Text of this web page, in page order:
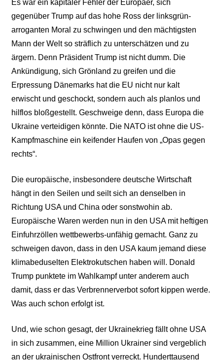
Es war ein kapitaler Fehler der Europäer, sich
gegenüber Trump auf das hohe Ross der linksgrün-
arroganten Moral zu schwingen und den mächtigsten
Mann der Welt so sträflich zu unterschätzen und zu
ärgern. Denn Präsident Trump ist nicht dumm. Die
Ankündigung, sich Grönland zu greifen und die
Erpressung Dänemarks hat die EU nicht nur kalt
erwischt und geschockt, sondern auch als planlos und
hilflos bloßgestellt. Geschweige denn, dass Europa die
Ukraine verteidigen könnte. Die NATO ist ohne die US-
Kampfmaschine ein keifender Haufen von „Opas gegen
rechts“.
Die europäische, insbesondere deutsche Wirtschaft
hängt in den Seilen und seilt sich an denselben in
Richtung USA und China oder sonstwohin ab.
Europäische Waren werden nun in den USA mit heftigen
Einfuhrzöllen wettbewerbs-unfähig gemacht. Ganz zu
schweigen davon, dass in den USA kaum jemand diese
klimabeduselten Elektrokutschen haben will. Donald
Trump punktete im Wahlkampf unter anderem auch
damit, dass er das Verbrennerverbot sofort kippen werde.
Was auch schon erfolgt ist.
Und, wie schon gesagt, der Ukrainekrieg fällt ohne USA
in sich zusammen, eine Million Ukrainer sind vergeblich
an der ukrainischen Ostfront verreckt. Hunderttausend